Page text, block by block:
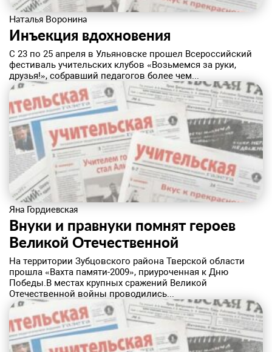
Наталья Воронина
Инъекция вдохновения
С 23 по 25 апреля в Ульяновске прошел Всероссийский
фестиваль учительских клубов «Возьмемся за руки,
друзья!», собравший педагогов более чем...
Яна Гордиевская
Внуки и правнуки помнят героев
Великой Отечественной
На территории Зубцовского района Тверской области
прошла «Вахта памяти-2009», приуроченная к Дню
Победы.В местах крупных сражений Великой
Отечественной войны проводились...